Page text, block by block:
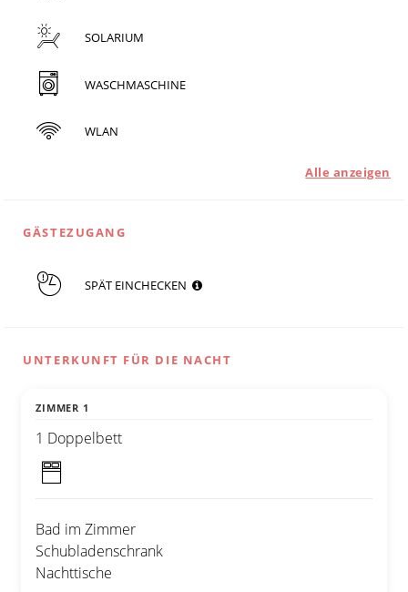
SOLARIUM
WASCHMASCHINE
WLAN
Alle anzeigen
GÄSTEZUGANG
SPÄT EINCHECKEN
UNTERKUNFT FÜR DIE NACHT
ZIMMER 1
1 Doppelbett
Bad im Zimmer
Schubladenschrank
Nachttische